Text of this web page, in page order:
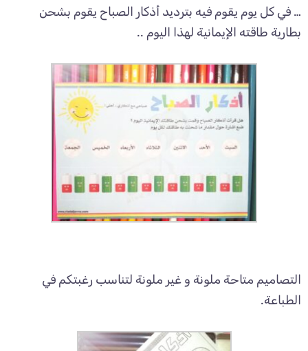
… في كل يوم يقوم فيه بترديد أذكار الصباح يقوم بشحن
بطارية طاقته الإيمانية لهذا اليوم ..
التصاميم متاحة ملونة و غير ملونة لتناسب رغبتكم في
الطباعة.